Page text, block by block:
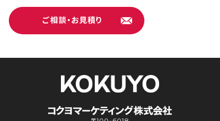
ご相談・お見積り